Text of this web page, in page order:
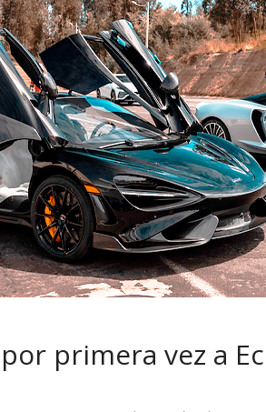
primera vez a
¿Qué puede pasar con tu
vehículo si permanece
varios días sin usar?